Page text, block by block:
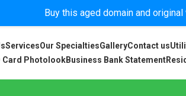
Buy this aged domain and
ServicesOur SpecialtiesGalleryContact us
Card PhotolookBusiness Bank Statement